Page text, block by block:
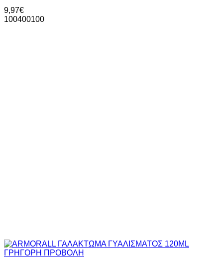
9,97€
100400100
ΓΡΗΓΟΡΗ ΠΡΟΒΟΛΗ